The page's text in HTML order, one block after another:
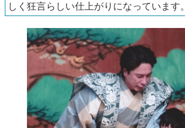
しく狂言らしい仕上がりになっています。